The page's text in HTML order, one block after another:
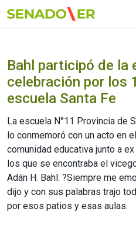
Ir al menú principal
Bahl participó de la
celebración por los
escuela Santa Fe
La escuela N°11 Provincia de
lo conmemoró con un acto en
comunidad educativa junto a
los que se encontraba el
Adán H. Bahl. ?Siempre me
dijo y con sus palabras trajo
por esos patios y esas aulas.